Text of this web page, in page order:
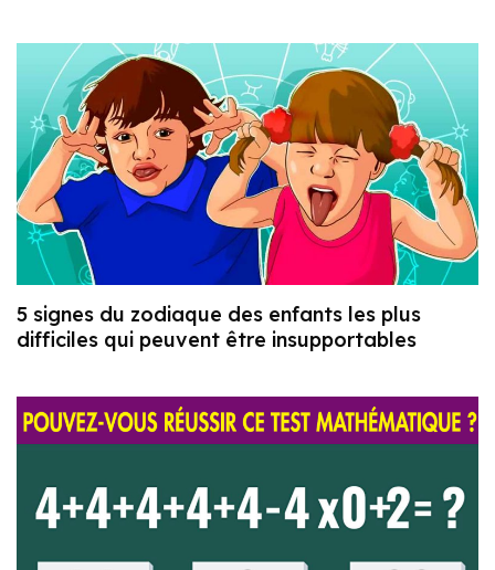
5 signes du zodiaque des enfants les plus
difficiles qui peuvent être insupportables